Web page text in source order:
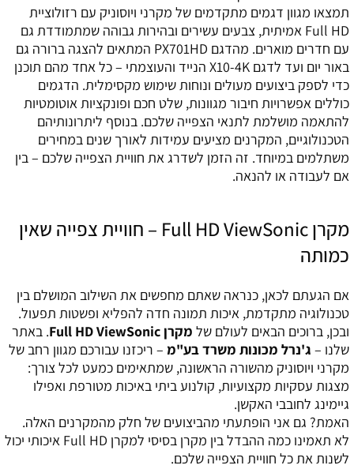
תמצאו מגוון דגמים מתקדמים של מקרני ויוסוניק עם רזולוציית
Full HD אמיתית, צבעים עשירים ובהירות גבוהה שמתמודדת גם
עם חדרים מוארים. מהדגם PX701HD המתאים להצגה ברורה גם
באור יום ועד לדגם X10-4K הנייד והעוצמתי – כל אחד מהם תוכנן
כדי לספק ביצועים מעולים ונוחות שימוש מקסימלית. הדגמים
כוללים אפשרויות חיבור מגוונות, שלט חכם ופונקציות אוטומטיות
להתאמה מושלמת לתנאי הצפייה שלכם. בנוסף ליתרונותיהם
הטכנולוגיים, המקרנים מציעים עמידות לאורך שנים במחירים
משתלמים במיוחד. זה הזמן לשדרג את חוויית הצפייה שלכם – בין
אם לעבודה או להנאה.
מקרן Full HD ViewSonic – חוויית צפייה שאין
כמותה
אם הגעתם לכאן, כנראה שאתם מחפשים את השילוב המושלם בין
טכנולוגיה מתקדמת, איכות תמונה חדה להפליא ופשטות תפעול.
ובכן, ברוכים הבאים לעולם של מקרן Full HD ViewSonic
. באתר
שלנו – ג'נרל מכונות משרד בע"מ – ריכזנו עבורכם מגוון רחב של
מקרני ויוסוניק מהשורה הראשונה, שמתאימים כמעט לכל צורך:
מצגות עסקיות מקצועיות, קולנוע ביתי באיכות מטורפת ואפילו
גיימינג לחובבי האקשן.
האמת? גם אני הופתעתי מהביצועים של חלק מהמקרנים האלה.
לא תאמינו כמה ההבדל בין מקרן בסיסי למקרן Full HD איכותי יכול
לשנות את כל חוויית הצפייה שלכם.